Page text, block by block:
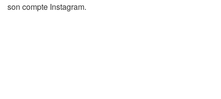
son compte Instagram.